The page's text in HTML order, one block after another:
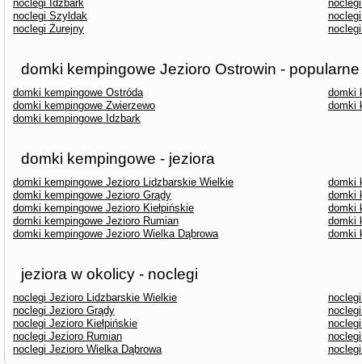
noclegi Idzbark
noclegi Szyldak
noclegi Żurejny
domki kempingowe Jezioro Ostrowin -
domki kempingowe Ostróda
domki
domki kempingowe Zwierzewo
domki
domki kempingowe Idzbark
domki kempingowe - jeziora
domki kempingowe Jezioro Lidzbarskie Wielkie
domki
domki kempingowe Jezioro Grądy
domki
domki kempingowe Jezioro Kiełpińskie
domki
domki kempingowe Jezioro Rumian
domki
domki kempingowe Jezioro Wielka Dąbrowa
domki
jeziora w okolicy - noclegi
noclegi Jezioro Lidzbarskie Wielkie
noclegi Jezioro Grądy
noclegi Jezioro Kiełpińskie
noclegi Jezioro Rumian
noclegi Jezioro Wielka Dąbrowa